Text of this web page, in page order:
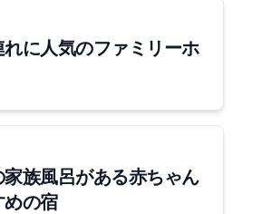
れに人気のファミリーホ
族風呂がある赤ちゃん
めの宿